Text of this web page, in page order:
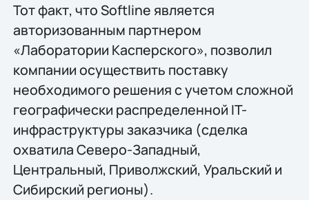
Тот факт, что Softline является
авторизованным партнером
«Лаборатории Касперского», позволил
компании осуществить поставку
необходимого решения с учетом сложной
географически распределенной IT-
инфраструктуры заказчика (сделка
охватила Северо-Западный,
Центральный, Приволжский, Уральский и
Сибирский регионы).